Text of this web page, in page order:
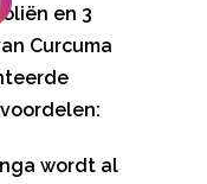
en 3
Curcuma
wordt al